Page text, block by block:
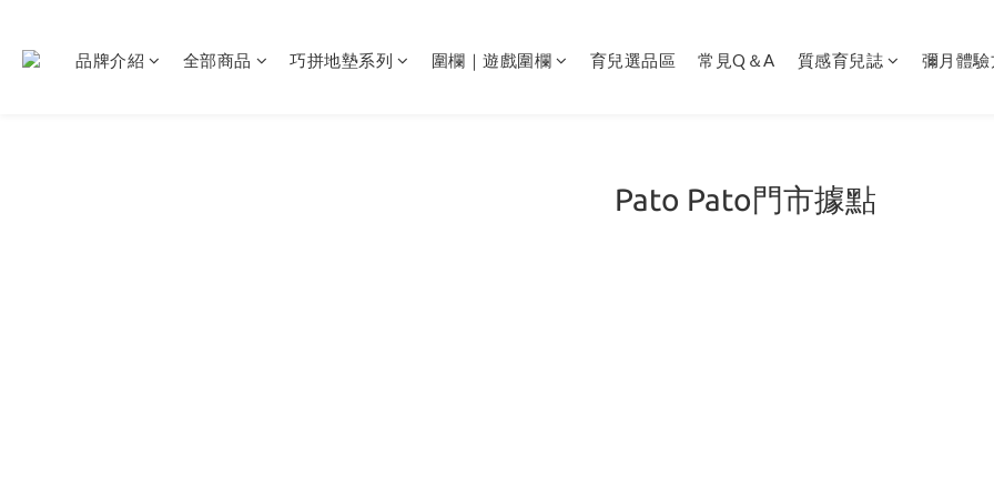
品牌介紹 全部商品 巧拼地墊系列 圍欄｜遊戲圍欄 育兒選品區 常見Q＆A 質感育兒誌 彌月體驗
Pato Pato門市據點